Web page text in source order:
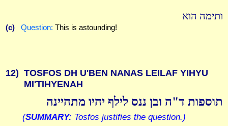
ותימה הוא
(c) Question: This is astounding!
12) TOSFOS DH U'BEN NANAS LEILAF YIHYU
MI'TIHYENAH
תוספות ד"ה ובן ננס לילף יהיו מתהיינה
(SUMMARY: Tosfos justifies the question.)